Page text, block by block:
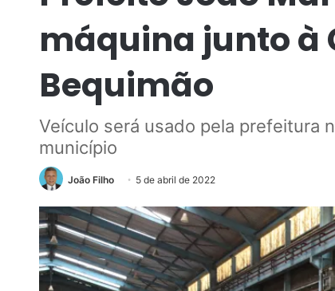
máquina junto à
Bequimão
Veículo será usado pela prefeitura
município
João Filho 5 de abril de 2022